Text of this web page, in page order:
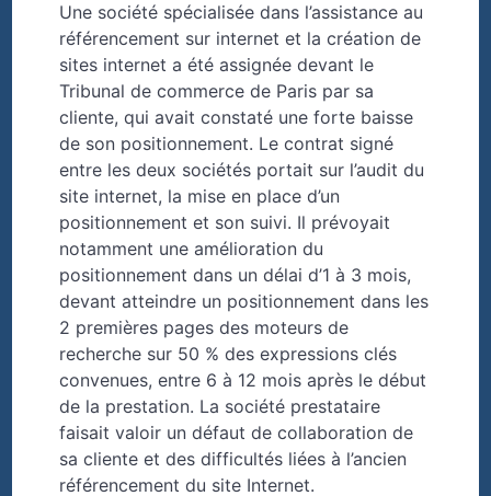
Une société spécialisée dans l’assistance au
référencement sur internet et la création de
sites internet a été assignée devant le
Tribunal de commerce de Paris par sa
cliente, qui avait constaté une forte baisse
de son positionnement. Le contrat signé
entre les deux sociétés portait sur l’audit du
site internet, la mise en place d’un
positionnement et son suivi. Il prévoyait
notamment une amélioration du
positionnement dans un délai d’1 à 3 mois,
devant atteindre un positionnement dans les
2 premières pages des moteurs de
recherche sur 50 % des expressions clés
convenues, entre 6 à 12 mois après le début
de la prestation. La société prestataire
faisait valoir un défaut de collaboration de
sa cliente et des difficultés liées à l’ancien
référencement du site Internet.